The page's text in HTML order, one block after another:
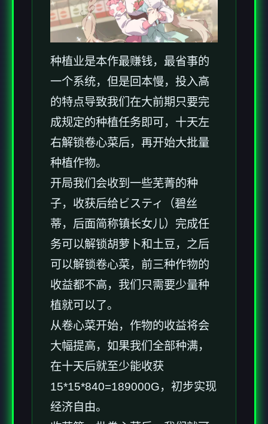
种植业是本作最赚钱，最省事的
一个系统，但是回本慢，投入高
的特点导致我们在大前期只要完
成规定的种植任务即可，十天左
右解锁卷心菜后，再开始大批量
种植作物。
开局我们会收到一些芜菁的种
子，收获后给ビスティ（碧丝
蒂，后面简称镇长女儿）完成任
务可以解锁胡萝卜和土豆，之后
可以解锁卷心菜，前三种作物的
收益都不高，我们只需要少量种
植就可以了。
从卷心菜开始，作物的收益将会
大幅提高，如果我们全部种满，
在十天后就至少能收获
15*15*840=189000G，初步实现
经济自由。